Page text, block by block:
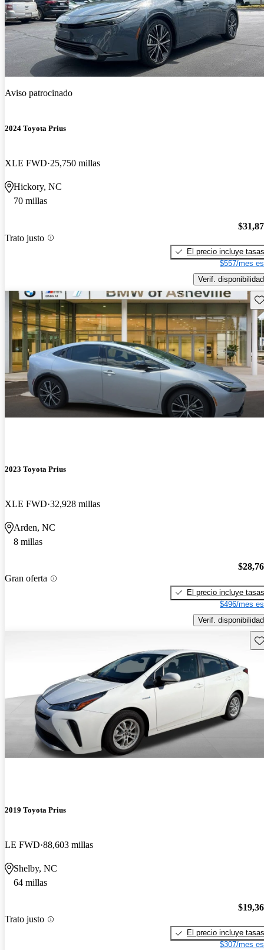
Aviso patrocinado
2024 Toyota Prius
XLE FWD 25,750 millas
Hickory, NC
70 millas
Trato justo
El precio incluye tasas
$557/mes
Verif. disponibilidad
2023 Toyota Prius
XLE FWD 32,928 millas
Arden, NC
8 millas
Gran oferta
El precio incluye tasas
$496/mes
Verif. disponibilidad
2019 Toyota Prius
LE FWD 88,603 millas
Shelby, NC
64 millas
Trato justo
El precio incluye tasas
$307/mes